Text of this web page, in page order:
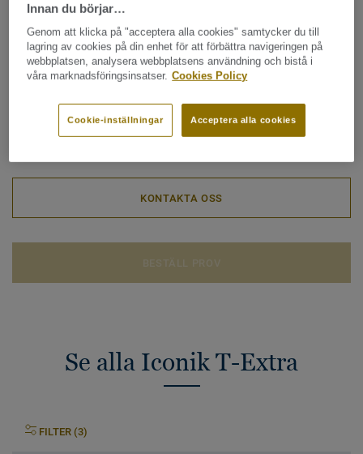
Total tjocklek, mm:
Totala klimatavtrycket (Återvinning av uttjänt
produkt)
2
KONTAKTA OSS
Se alla Iconik T-Extra
FILTER (3)
Innan du börjar…
Genom att klicka på "acceptera alla cookies" samtycker du till
lagring av cookies på din enhet för att förbättra navigeringen på
webbplatsen, analysera webbplatsens användning och bistå i
våra marknadsföringsinsatser. Cookies Policy
Acceptera alla cookies
Cookie-inställningar